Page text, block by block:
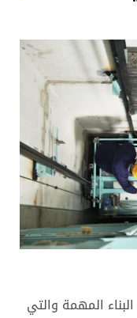
المهمة والتي